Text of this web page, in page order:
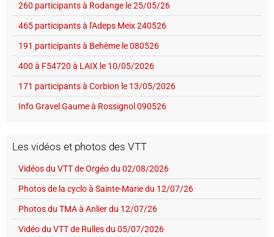
260 participants à Rodange le 25/05/26
465 participants à l'Adeps Meix 240526
191 participants à Behème le 080526
400 à F54720 à LAIX le 10/05/2026
171 participants à Corbion le 13/05/2026
Info Gravel Gaume à Rossignol 090526
Les vidéos et photos des VTT
Vidéos du VTT de Orgéo du 02/08/2026
Photos de la cyclo à Sainte-Marie du 12/07/26
Photos du TMA à Anlier du 12/07/26
Vidéo du VTT de Rulles du 05/07/2026